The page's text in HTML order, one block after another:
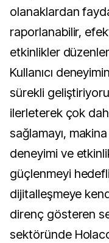
olanaklardan
raporlanabilir,
etkinlikler
Kullanıcı
sürekli
ilerleterek çok
sağlamayı,
deneyimi ve
güçlenmeyi
dijitalleşmeye
direnç gösteren
sektöründe